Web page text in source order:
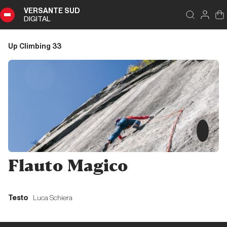
VERSANTE SUD
DIGITAL
Indice
Zusammenfassung
Editoriale
Editoriale
Flauto Magico
Up Climbing 33
Testo Luca Schiera